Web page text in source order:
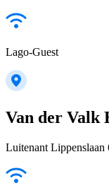
Lago-Guest
Van der Valk
Luitenant Lippenslaan